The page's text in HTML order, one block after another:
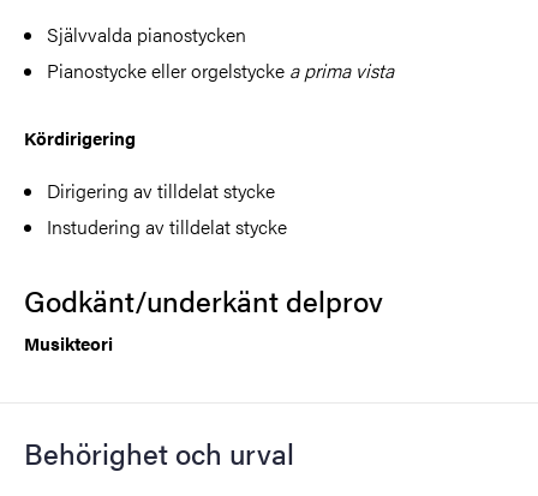
Självvalda pianostycken
Pianostycke eller orgelstycke a prima vista
Kördirigering
Dirigering av tilldelat stycke
Instudering av tilldelat stycke
Godkänt/underkänt delprov
Musikteori
Behörighet och urval